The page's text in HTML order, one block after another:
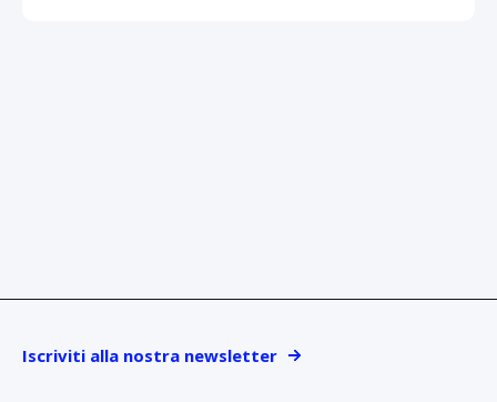
Iscriviti alla nostra newsletter